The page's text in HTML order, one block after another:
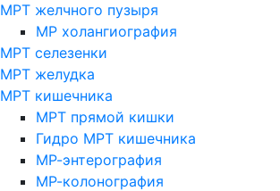
МРТ желчного пузыря
МР холангиография
МРТ селезенки
МРТ желудка
МРТ кишечника
МРТ прямой кишки
Гидро МРТ кишечника
МР-энтерография
МР-колонография